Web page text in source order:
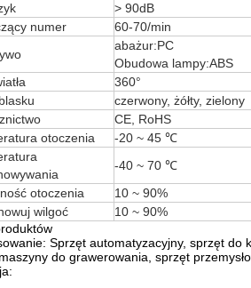
> 90dB
numer
60-70/min
abażur:PC
Obudowa lampy:ABS
360°
czerwony, żółty, zielony
CE, RoHS
otoczenia
-20 ~ 45 ℃
-40 ~ 70 ℃
otoczenia
10 ~ 90%
wilgoć
10 ~ 90%
Sprzęt automatyzacyjny, sprzęt do
do grawerowania, sprzęt